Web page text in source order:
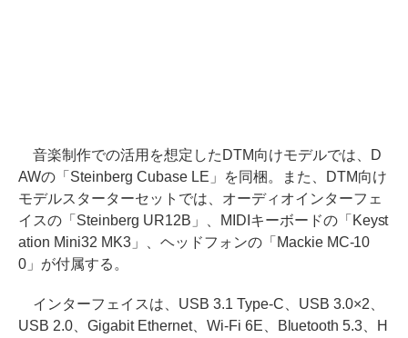
音楽制作での活用を想定したDTM向けモデルでは、D
AWの「Steinberg Cubase LE」を同梱。また、DTM向け
モデルスターターセットでは、オーディオインターフェ
イスの「Steinberg UR12B」、MIDIキーボードの「Keyst
ation Mini32 MK3」、ヘッドフォンの「Mackie MC-10
0」が付属する。
インターフェイスは、USB 3.1 Type-C、USB 3.0×2、
USB 2.0、Gigabit Ethernet、Wi-Fi 6E、Bluetooth 5.3、H